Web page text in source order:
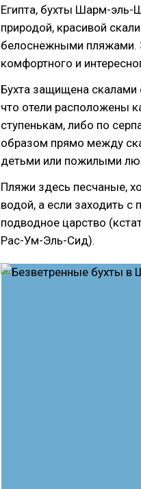
Египта, бухты Шарм-эль-
природой, красивой
белоснежными пляжами.
комфортного и
Бухта защищена скалами
что отели расположены
ступенькам, либо по
образом прямо между
детьми или пожилыми
Пляжи здесь песчаные,
водой, а если заходить с
подводное царство
Рас-Ум-Эль-Сид).